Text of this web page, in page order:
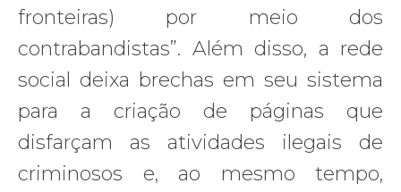
fronteiras) por meio dos
contrabandistas”. Além disso, a rede
social deixa brechas em seu sistema
para a criação de páginas que
disfarçam as atividades ilegais de
criminosos e, ao mesmo tempo,